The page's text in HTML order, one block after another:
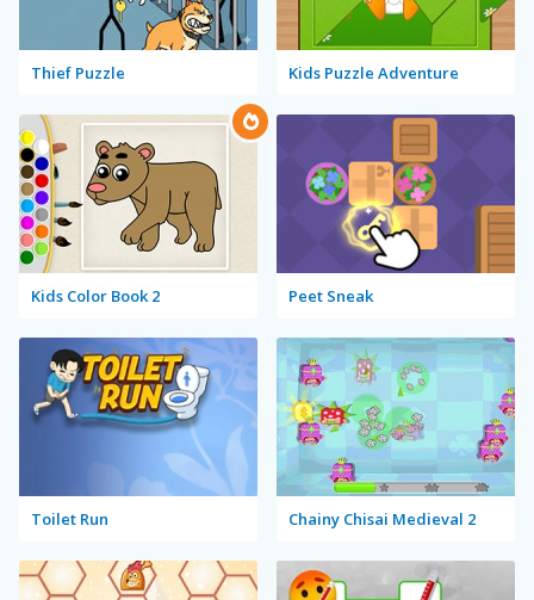
Thief Puzzle Kids Puzzle Adventure
Kids Color Book 2 Peet Sneak
Toilet Run Chainy Chisai Medieval 2